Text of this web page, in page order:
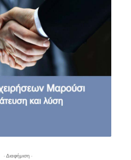
- Διαφήμιση -